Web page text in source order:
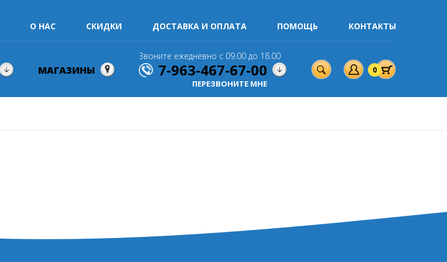
О НАС СКИДКИ ДОСТАВКА И ОПЛАТА ПОМОЩЬ КОНТАКТЫ
МАГАЗИНЫ
Звоните ежедневно с 09.00 до 18.00
7-963-467-67-00
ПЕРЕЗВОНИТЕ МНЕ
0